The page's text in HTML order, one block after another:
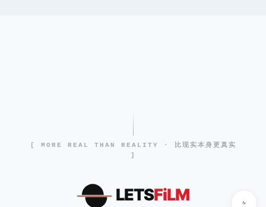
[ MORE REAL THAN REALITY · 比现实本身更真实
]
LETSFiLM